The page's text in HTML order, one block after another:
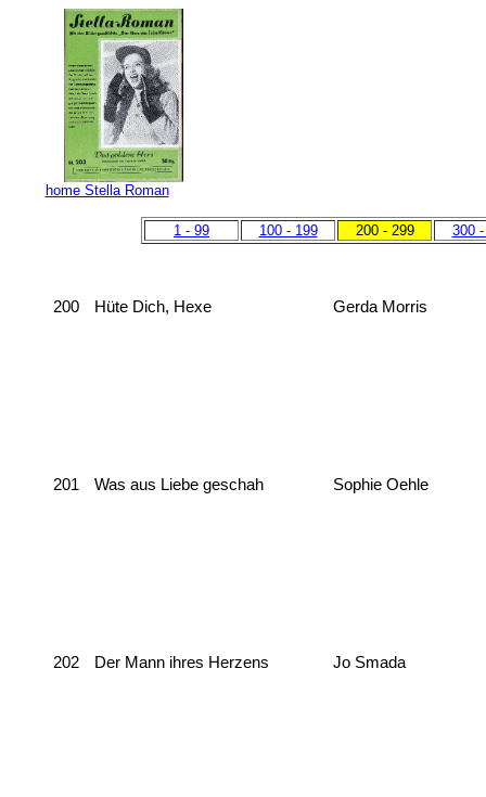
home Stella Roman
1 - 99 100 - 199 200 - 299 300
200 Hüte Dich, Hexe Gerda Morris
201 Was aus Liebe geschah Sophie Oehle
202 Der Mann ihres Herzens Jo Smada